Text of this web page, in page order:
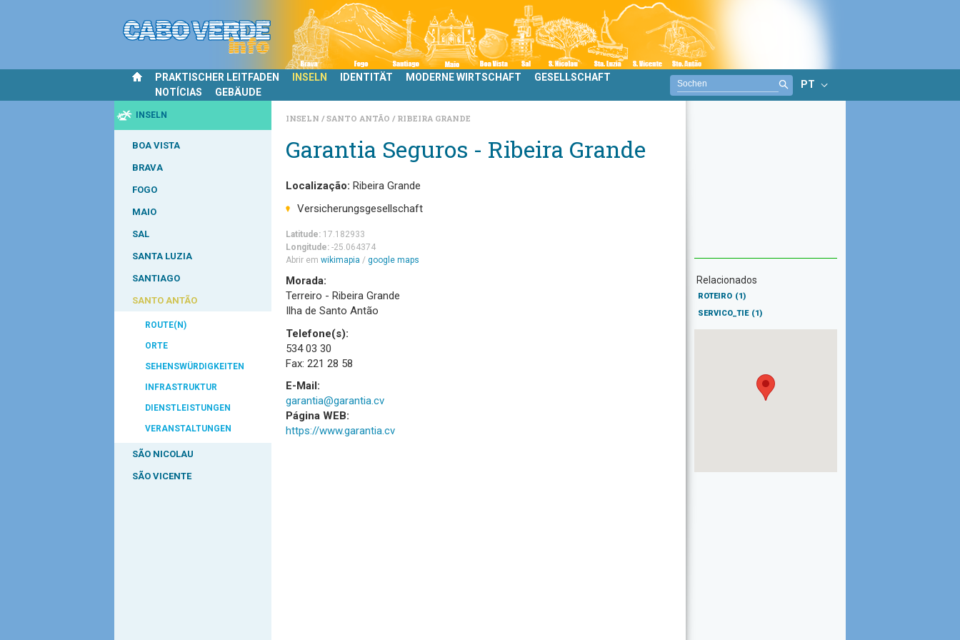
PRAKTISCHER LEITFADEN INSELN IDENTITÄT MODERNE WIRTSCHAFT
GESELLSCHAFT
NOTÍCIAS
GEBÄUDE
PT
INSELN
BOA VISTA
BRAVA
FOGO
MAIO
SAL
SANTA LUZIA
SANTIAGO
SANTO ANTÃO
ROUTE(N)
ORTE
SEHENSWÜRDIGKEITEN
INFRASTRUKTUR
DIENSTLEISTUNGEN
VERANSTALTUNGEN
SÃO NICOLAU
SÃO VICENTE
INSELN SANTO ANTÃO RIBEIRA GRANDE
Garantia Seguros - Ribeira Grande
Localização: Ribeira Grande
Versicherungsgesellschaft
Latitude: 17.182933
Longitude: -25.064374
Abrir em wikimapia / google maps
Morada:
Terreiro - Ribeira Grande
Ilha de Santo Antão
Telefone(s):
534 03 30
Fax: 221 28 58
E-Mail:
garantia@garantia.cv
Página WEB:
https://www.garantia.cv
Relacionados
ROTEIRO (1)
SERVICO_TIE (1)